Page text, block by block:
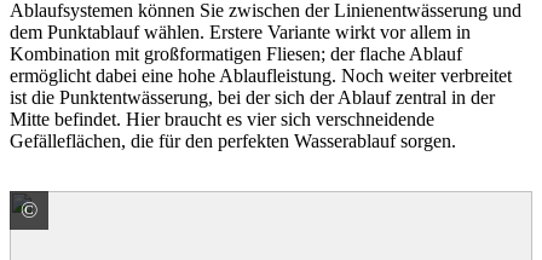
Ablaufsystemen können Sie zwischen der Linienentwässerung und
dem Punktablauf wählen. Erstere Variante wirkt vor allem in
Kombination mit großformatigen Fliesen; der flache Ablauf
ermöglicht dabei eine hohe Ablaufleistung. Noch weiter verbreitet
ist die Punktentwässerung, bei der sich der Ablauf zentral in der
Mitte befindet. Hier braucht es vier sich verschneidende
Gefälleflächen, die für den perfekten Wasserablauf sorgen.
©